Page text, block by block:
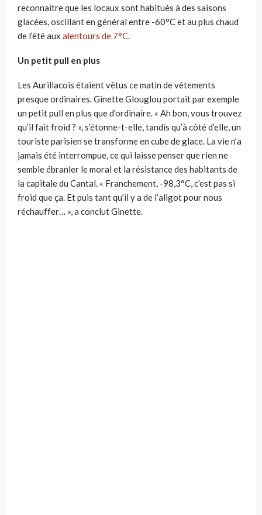
reconnaitre que les locaux sont habitués à des saisons
glacées, oscillant en général entre -60°C et au plus chaud
de l’été aux alentours de 7°C.
Un petit pull en plus
Les Aurillacois étaient vêtus ce matin de vêtements
presque ordinaires. Ginette Glouglou portait par exemple
un petit pull en plus que d’ordinaire. « Ah bon, vous trouvez
qu’il fait froid ? », s’étonne-t-elle, tandis qu’à côté d’elle, un
touriste parisien se transforme en cube de glace. La vie n’a
jamais été interrompue, ce qui laisse penser que rien ne
semble ébranler le moral et la résistance des habitants de
la capitale du Cantal. « Franchement, -98,3°C, c’est pas si
froid que ça. Et puis tant qu’il y a de l’aligot pour nous
réchauffer… », a conclut Ginette.